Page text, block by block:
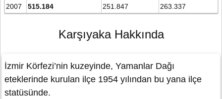
2007
515.184 251.847 263.337
Karşıyaka Hakkında
İzmir Körfezi’nin kuzeyinde, Yamanlar Dağı
eteklerinde kurulan ilçe 1954 yılından bu yana ilçe
statüsünde.